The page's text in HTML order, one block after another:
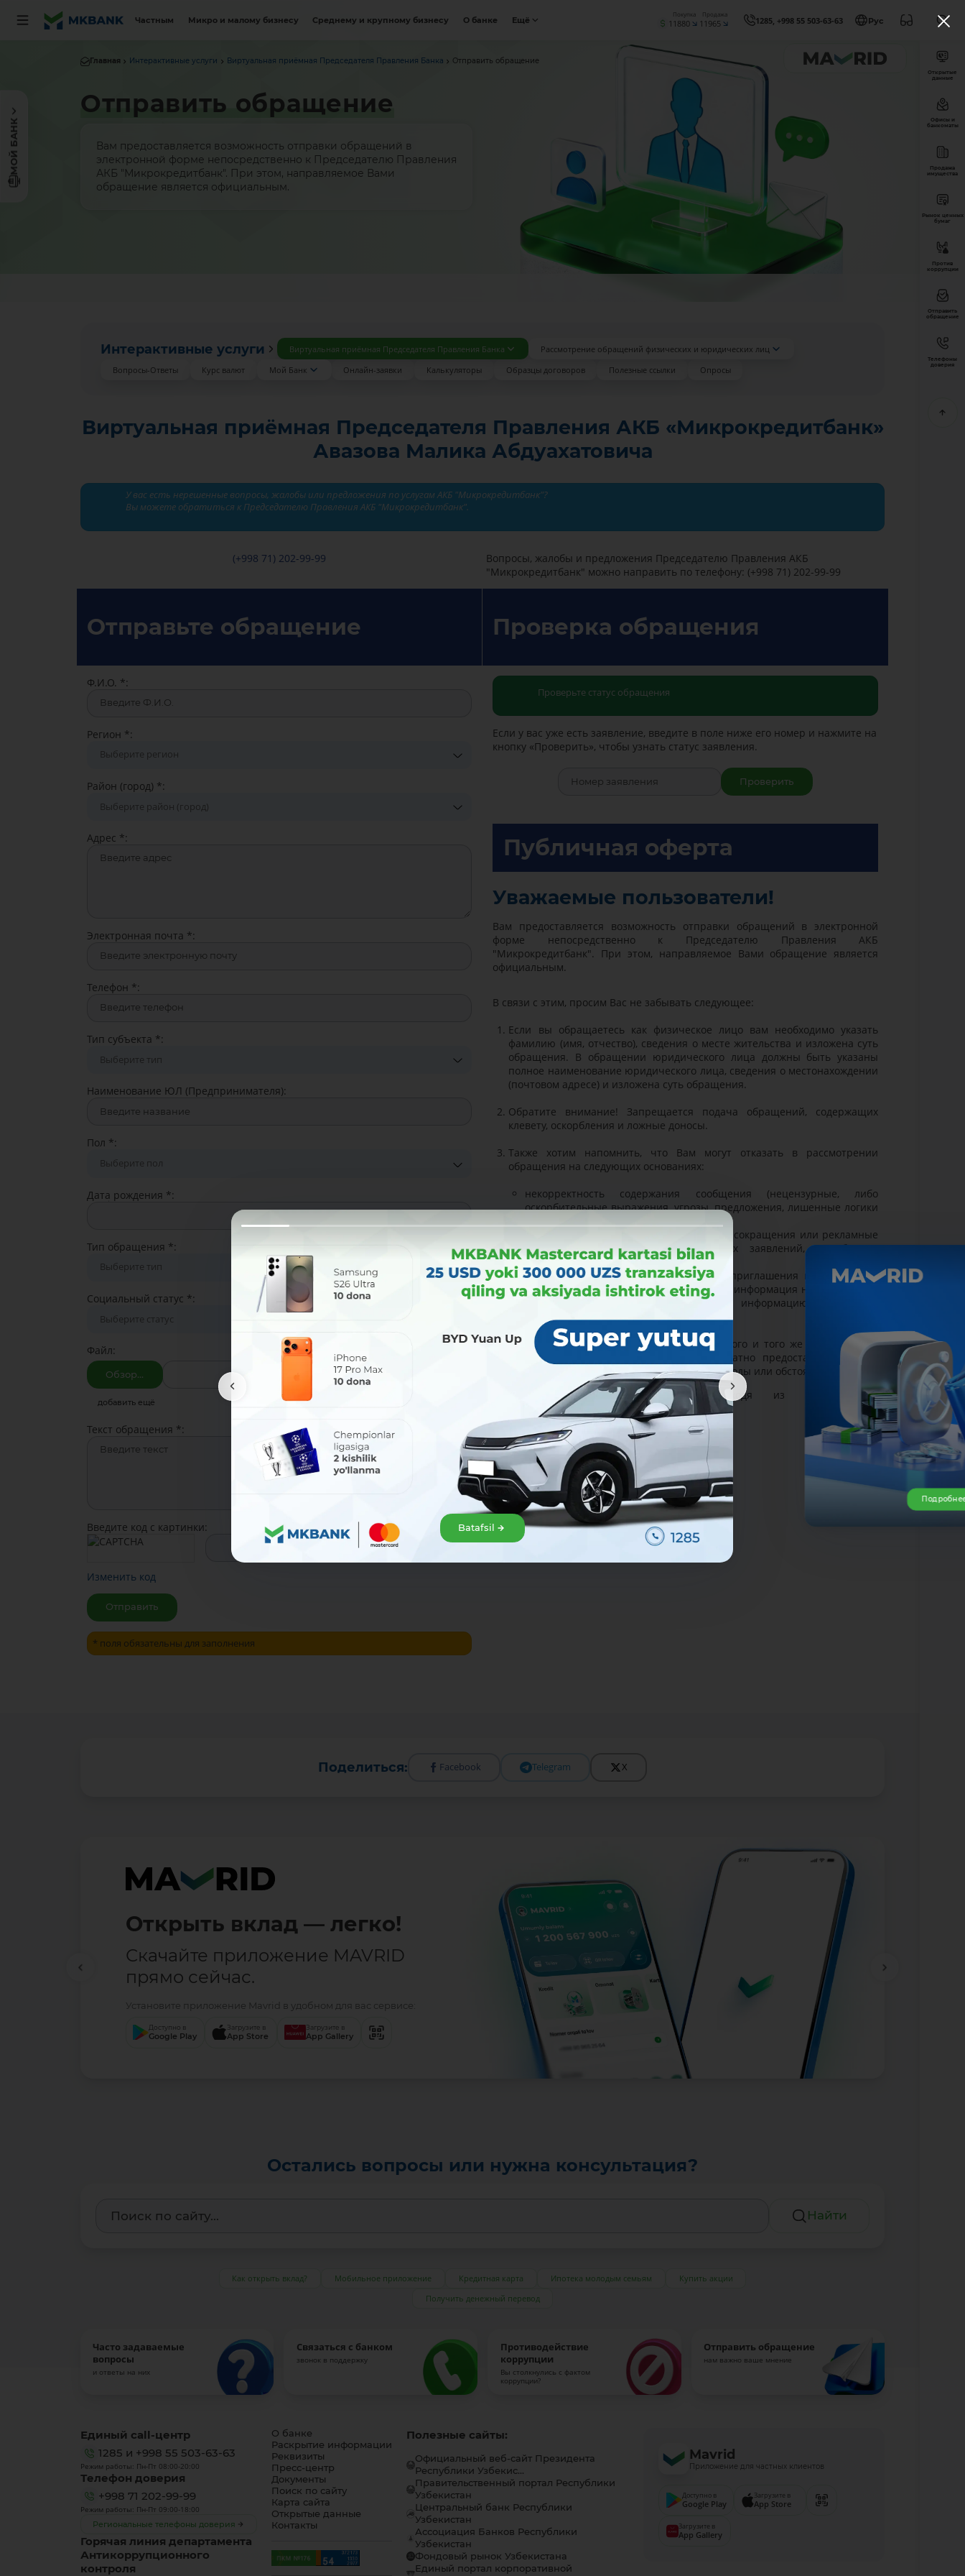
Частным Микро и малому бизнесу Среднему и крупному бизнесу О банке Ещё
Покупка
11880
Продажа
11965 1285, +998 55 503-63-63 Рус
МОЙ БАНК
Главная Интерактивные услуги Виртуальная приёмная Председателя Правления Банка Отправить обращение
Отправить обращение
Вам предоставляется возможность отправки обращений в
электронной форме непосредственно к Председателю Правления
АКБ "Микрокредитбанк". При этом, направляемое Вами
обращение является официальным.
Интерактивные услуги Виртуальная приёмная Председателя Правления Банка
Рассмотрение обращений физических и юридических лиц
Вопросы-Ответы
Курс валют Мой Банк Онлайн-заявки Калькуляторы Образцы договоров Полезные ссылки Опросы
Виртуальная приёмная Председателя Правления АКБ «Микрокредитбанк»
Авазова Малика Абдуахатовича
У вас есть нерешенные вопросы, жалобы или предложения по услугам АКБ "Микрокредитбанк"?
Вы можете обратиться к Председателю Правления АКБ "Микрокредитбанк".
(+998 71) 202-99-99
Вопросы, жалобы и предложения Председателю Правления АКБ
"Микрокредитбанк" можно направить по телефону: (+998 71) 202-99-99
Отправьте обращение Проверка обращения
Ф.И.О. *:
Регион *:
Район (город) *:
Адрес *:
Электронная почта *:
Телефон *:
Тип субъекта *:
Наименование ЮЛ (Предпринимателя):
Пол *:
Дата рождения *:
Тип обращения *:
Социальный статус *:
Файл:
Обзор…
добавить ещё
Текст обращения *:
Введите код с картинки:
Изменить код
Отправить
* поля обязательны для заполнения
Проверьте статус обращения
Если у вас уже есть заявление, введите в поле ниже его номер и нажмите на
кнопку «Проверить», чтобы узнать статус заявления.
Проверить
Публичная оферта
Уважаемые пользователи!
Вам предоставляется возможность отправки обращений в электронной
форме непосредственно к Председателю Правления АКБ
"Микрокредитбанк". При этом, направляемое Вами обращение является
официальным.
В связи с этим, просим Вас не забывать следующее:
Если вы обращаетесь как физическое лицо вам необходимо указать
фамилию (имя, отчество), сведения о месте жительства и изложена суть
обращения. В обращении юридического лица должны быть указаны
полное наименование юридического лица, сведения о местонахождении
(почтовом адресе) и изложена суть обращения.
Обратите внимание! Запрещается подача обращений, содержащих
клевету, оскорбления и ложные доносы.
Также хотим напомнить, что Вам могут отказать в рассмотрении
обращения на следующих основаниях:
некорректность содержания сообщения (нецензурные, либо
оскорбительные выражения, угрозы, предложения, лишенные логики
текст обращения содержит непонятные сокращения или рекламные
материалы, не содержит конкретных заявлений, жалоб или
предложений.
отправка коммерческих предложений, приглашения на различные
мероприятия, семинары и любая другая информация не связанной с
банковской деятельностью. Подобную информацию вы можете
отправитьна почту
Также не рассматривается обращение одного и того же пользователя,
содержащее вопрос, на который многократно предоставлялся ответ,
если в обращении не приводятся новые доводы или обстоятельства.
Данные требования установлены исходя из действующего
законодательства Республики Узбекистан.
Поделиться: Facebook Telegram X
Открыть вклад — легко!
Скачайте приложение MAVRID
прямо сейчас.
Установите приложение Mavrid в удобном для вас сервисе:
Доступно в
Google Play
Загрузите в
App Store
Загрузите в
App Gallery
Остались вопросы или нужна консультация?
Найти
Как открыть вклад? Мобильное приложение Кредитная карта Ипотека молодым семьям
Купить акции
Получить денежный перевод
Часто задаваемые
вопросы
и ответы на них
Связаться с банком
звонок в поддержку
Противодействие
коррупции
Вы столкнулись с фактом
коррупции?
Отправить обращение
нам важно ваше мнение
Открытые
данные
Офисы и
банкоматы
Продажа
имущества
Рынок ценных
бумаг
Против
коррупции
Отправить
обращение
Телефоны
доверия
Единый call-центр
1285 и +998 55 503-63-63
Режим работы: Пн-Пт 08:00-20:00
Телефон доверия
+998 71 202-99-99
Режим работы: Пн-Пт 09:00-18:00
Региональные телефоны доверия
Горячая линия департамента
Антикоррупционного
контроля
О банке
Раскрытие информации
Реквизиты
Пресс-центр
Документы
Поиск по сайту
Карта сайта
Открытые данные
Контакты
Полезные сайты:
Официальный веб-сайт Президента
Республики Узбекис...
Правительственный портал Республики
Узбекистан
Центральный банк Республики
Узбекистан
Ассоциация Банков Республики
Узбекистан
Фондовый рынок Узбекистана
Единый портал корпоративной
Mavrid
Приложение для частных клиентов
Доступно в
Google Play
Загрузите в
App Store
Загрузите в
App Gallery
Batafsil